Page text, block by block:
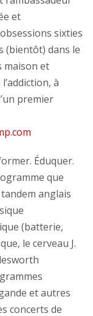
et
sixties
(bientôt) dans le
maison et
à
premier
Éduquer.
que
anglais
(batterie,
le cerveau J.
et autres
concerts de